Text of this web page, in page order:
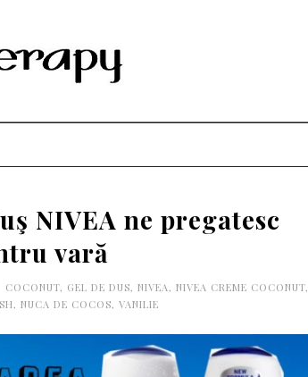
NIVEA ne pregatesc
vară
COCONUT, GEL DE DUS, NIVEA, NIVEA CREME COCONUT,
, NUCA DE COCOS, VANILIE